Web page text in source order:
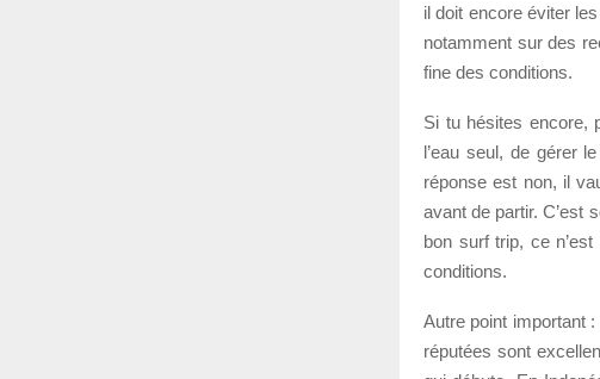
il doit encore éviter
notamment sur des
fine des conditions.
Si tu hésites encore,
l’eau seul, de gérer
réponse est non, il
avant de partir. C’est
bon surf trip, ce
conditions.
Autre point important :
réputées sont